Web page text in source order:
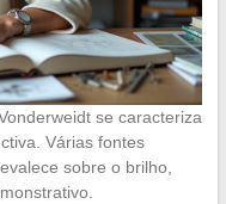
se caracteriza
Várias fontes
sobre o brilho,